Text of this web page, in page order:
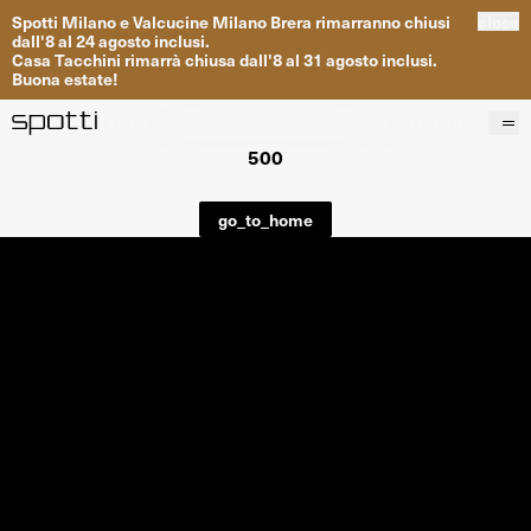
Spotti MilanoeValcucine Milano Brera rimarrannochiusi
dall'8al 24agosto inclusi.
Casa Tacchini rimarrà chiusa dall'8al 31 agosto inclusi.
Buona estate!
Progetti
500
go_to_home